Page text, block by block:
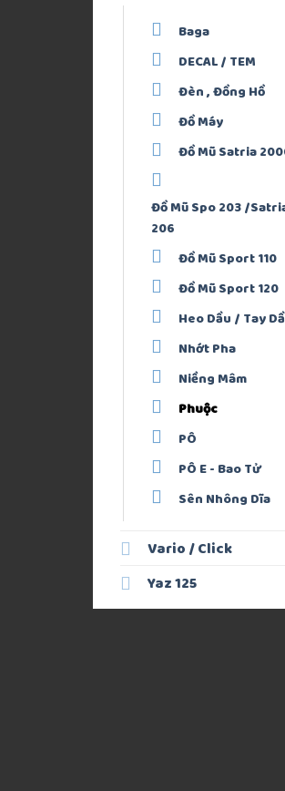
Baga
DECAL / TEM
Đèn , Đồng Hồ
Đồ Máy
Đồ Mũ Satria
Đồ Mũ Spo 203 /
206
Đồ Mũ Sport 110
Đồ Mũ Sport 120
Heo Dầu / Tay
Nhớt Pha
Niềng Mâm
Phuộc
PÔ
PÔ E - Bao Tử
Sên Nhông Dĩa
Vario / Click
Yaz 125